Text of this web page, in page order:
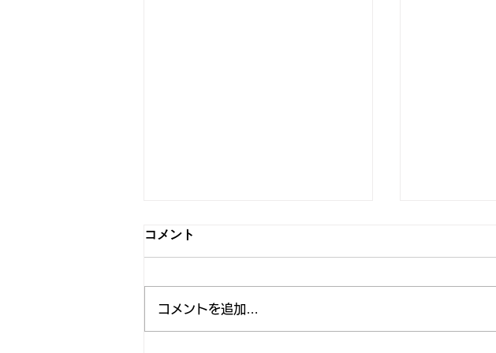
【募集中！】「世界ろう空手
技大会」に係る手話通訳者の
公募について
2027」、2027年2月7日（日）に
「第10回JDKF.空手道競技大会」
コメント
コメントを追加…